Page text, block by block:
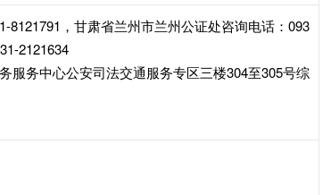
8121791，甘肃省兰州市兰州公证处咨询电话：093
2121634
服务中心公安司法交通服务专区三楼304至305号综